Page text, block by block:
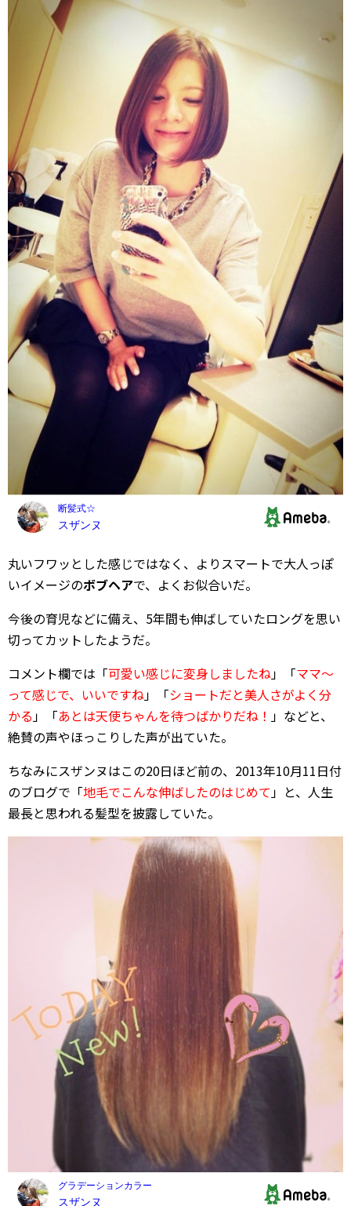
丸いフワッとした感じではなく、よりスマートで大人っぽ
いイメージのボブヘアで、よくお似合いだ。
今後の育児などに備え、5年間も伸ばしていたロングを思い
切ってカットしたようだ。
コメント欄では「可愛い感じに変身しましたね」「ママ～
って感じで、いいですね」「ショートだと美人さがよく分
かる」「あとは天使ちゃんを待つばかりだね！ 」などと、
絶賛の声やほっこりした声が出ていた。
ちなみにスザンヌはこの20日ほど前の、2013年10月11日付
のブログで「地毛でこんな伸ばしたのはじめて」と、人生
最長と思われる髪型を披露していた。